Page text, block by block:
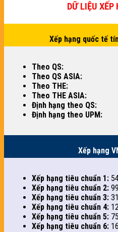
DỮ LIỆU
Xếp hạng quốc tế
Theo QS:
Theo QS ASIA:
Theo THE:
Theo THE ASIA:
Định hạng theo QS:
Định hạng theo UPM:
Xếp hạng
Xếp hạng tiêu chuẩn 1:
Xếp hạng tiêu chuẩn 2: 99
Xếp hạng tiêu chuẩn 3: 31
Xếp hạng tiêu chuẩn 4:
Xếp hạng tiêu chuẩn 5: 75
Xếp hạng tiêu chuẩn 6: